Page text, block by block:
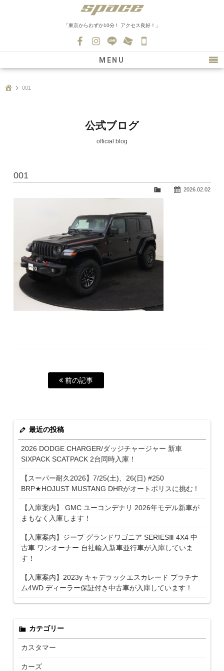
「東京からわずか10分！ アクセス良好！」
0139
MENU
新車情報
在庫車情報
会社紹介
スタッフ募集
001
公式ブログ
official blog
001
2026.02.02
前の記事
最近の投稿
2026 DODGE CHARGER/ダッジチャージャー 新車
SIXPACK SCATPACK 2台同時入庫！
【スーパー耐久2026】7/25(土)、26(日) #250
BRP★HOJUST MUSTANG DHRがオートポリスに挑む！
【入庫案内】 GMC ユーコンデナリ 2026年モデル新車が
まもなく入庫します！
【入庫案内】ジープ グランドワゴニア SERIESⅢ 4X4 中
古車 ワンオーナー 自社輸入新車並行車が入庫していま
す！
【入庫案内】2023y キャデラックエスカレード プラチナ
ム4WD ディーラー保証付き中古車が入庫しています！
カテゴリー
カスタマー
カーズ